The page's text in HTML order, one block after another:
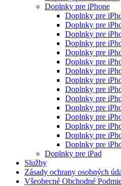
Doplnky pre iPhone
Doplnky pre
Doplnky pre
Doplnky pre
Doplnky pre
Doplnky pre
Doplnky pre
Doplnky pre
Doplnky pre
Doplnky pre
Doplnky pre
Doplnky pre
Doplnky pre
Doplnky pre
Doplnky pre
Doplnky pre
Doplnky pre iPad
Služby
Zásady ochrany osobných
Všeobecné Obchodné